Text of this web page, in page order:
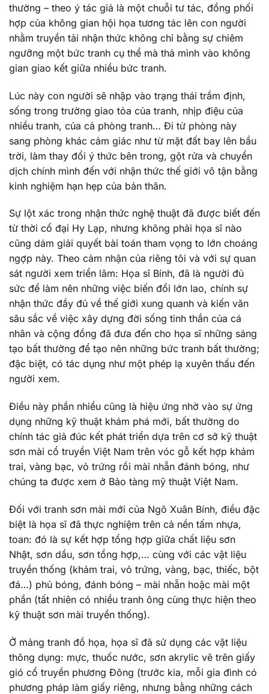
thường – theo ý tác giả là một chuỗi tư tác, đồng phối
hợp của không gian hội họa tương tác lên con người
nhằm truyền tải nhận thức không chỉ bằng sự chiêm
ngưỡng một bức tranh cụ thể mà thả mình vào không
gian giao kết giữa nhiều bức tranh.
Lúc này con người sẽ nhập vào trạng thái trầm định,
sống trong trường giao tỏa của tranh, nhịp điệu của
nhiều tranh, của cả phòng tranh… Đi từ phòng này
sang phòng khác cảm giác như từ mặt đất bay lên bầu
trời, làm thay đổi ý thức bên trong, gột rửa và chuyển
dịch chính mình đến với nhận thức thế giới vô tận bằng
kinh nghiệm hạn hẹp của bản thân.
Sự lột xác trong nhận thức nghệ thuật đã được biết đến
từ thời cổ đại Hy Lạp, nhưng không phải họa sĩ nào
cũng dám giải quyết bài toán tham vọng to lớn choáng
ngợp này. Theo cảm nhận của riêng tôi và với sự quan
sát người xem triển lãm: Họa sĩ Bính, đã là người đủ
sức để làm nên những việc biến đổi lớn lao, chính sự
nhận thức đầy đủ về thế giới xung quanh và kiến văn
sâu sắc về việc xây dựng đời sống tinh thần của cá
nhân và cộng đồng đã đưa đến cho họa sĩ những sáng
tạo bất thường để tạo nên những bức tranh bất thường;
đặc biệt, có tác dụng như một phép lạ xuyên thấu đến
người xem.
Điều này phần nhiều cũng là hiệu ứng nhờ vào sự ứng
dụng những kỹ thuật khám phá mới, bất thường do
chính tác giả đúc kết phát triển dựa trên cơ sở kỹ thuật
sơn mài cổ truyền Việt Nam trên vóc gỗ kết hợp khảm
trai, vàng bạc, vỏ trứng rồi mài nhẵn đánh bóng, như
chúng ta được xem ở Bảo tàng mỹ thuật Việt Nam.
Đối với tranh sơn mài mới của Ngô Xuân Bính, điều đặc
biệt là họa sĩ đã thực nghiệm trên cả nền tấm nhựa,
toan: đó là sự kết hợp tổng hợp giữa chất liệu sơn
Nhật, sơn dầu, sơn tổng hợp,… cùng với các vật liệu
truyền thống (khảm trai, vỏ trứng, vàng, bạc, thiếc, bột
đá…) phủ bóng, đánh bóng – mài nhẵn hoặc mài một
phần (tất nhiên có nhiều tranh ông cùng thực hiện theo
kỹ thuật sơn mài truyền thống).
Ở mảng tranh đồ họa, họa sĩ đã sử dụng các vật liệu
thông dụng: mực, thuốc nước, sơn akrylic vẽ trên giấy
gió cổ truyền phương Đông (trước kia, mỗi gia đình có
phương pháp làm giấy riêng, nhưng bằng những cách